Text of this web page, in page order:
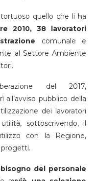
quello che li ha
2010, 38 lavoratori
comunale e
al Settore Ambiente
del 2017,
all’avviso pubblico della
dei lavoratori
sottoscrivendo, il
con la Regione,
progetti.
del personale